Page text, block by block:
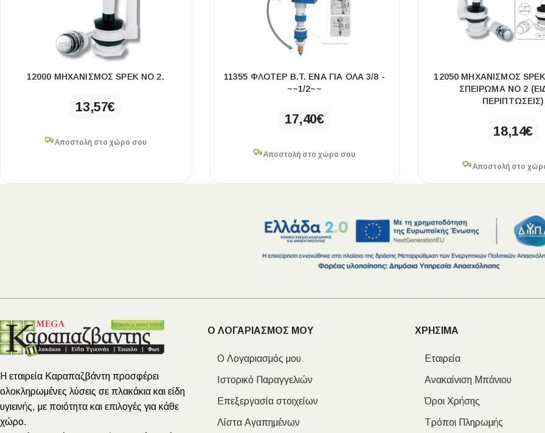
12000 ΜΗΧΑΝΙΣΜΌΣ SPEK ΝΟ 2.
13,57€
Αποστολή στο χώρο σου
11355 ΦΛΟΤΈΡ B.T. ΈΝΑ ΓΙΑ ΌΛΑ 3/8 -
~~1/2~~
17,40€
Αποστολή στο χώρο σου
12050 ΜΗΧΑΝΙΣΜΌΣ
ΣΠΕΊΡΩΜΑ ΝΟ 2
ΠΕΡΙΠΤΩΣΕΙΣ)
18,14€
Αποστολή στο
Η εταιρεία Καραπαζβάντη προσφέρει
ολοκληρωμένες λύσεις σε πλακάκια και είδη
υγιεινής, με ποιότητα και επιλογές για κάθε
χώρο.
Ο ΛΟΓΑΡΙΑΣΜΟΣ ΜΟΥ
Ο Λογαριασμός μου
Ιστορικό Παραγγελιών
Επεξεργασία στοιχείων
Λίστα Αγαπημένων
ΧΡΗΣΙΜΑ
Εταιρεία
Ανακαίνιση Μπάνιου
Όροι Χρήσης
Τρόποι Πληρωμής